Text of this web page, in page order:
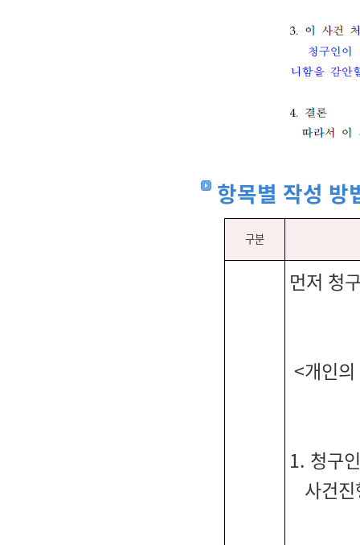
항목별 작성 방
구분
먼저 청
<개인
1. 청구
사건